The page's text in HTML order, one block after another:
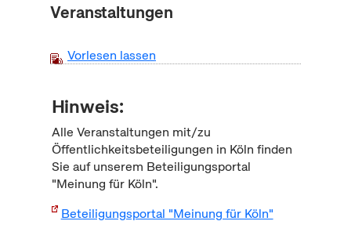
Veranstaltungen
Vorlesen lassen
Hinweis:
Alle Veranstaltungen mit/zu
Öffentlichkeitsbeteiligungen in Köln finden
Sie auf unserem Beteiligungsportal
"Meinung für Köln".
Beteiligungsportal "Meinung für Köln"